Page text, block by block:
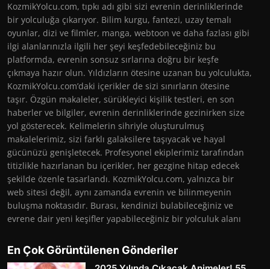
KozmikYolcu.com, tıpkı adı gibi sizi evrenin derinliklerinde
bir yolculuğa çıkarıyor. Bilim kurgu, fantezi, uzay temalı
oyunlar, dizi ve filmler, manga, webtoon ve daha fazlası gibi
ilgi alanlarınızla ilgili her şeyi keşfedebileceğiniz bu
platformda, evrenin sonsuz sırlarına doğru bir keşfe
çıkmaya hazır olun. Yıldızların ötesine uzanan bu yolculukta,
KozmikYolcu.com’daki içerikler de sizi sınırların ötesine
taşır. Özgün makaleler, sürükleyici kişilik testleri, en son
haberler ve bilgiler, evrenin derinliklerinde gezinirken size
yol gösterecek. Kelimelerin sihriyle oluşturulmuş
makalelerimiz, sizi farklı galaksilere taşıyacak ve hayal
gücünüzü genişletecek. Profesyonel ekiplerimiz tarafından
titizlikle hazırlanan bu içerikler, her gezgine hitap edecek
şekilde özenle tasarlandı. KozmikYolcu.com, yalnızca bir
web sitesi değil, aynı zamanda evrenin ve bilinmeyenin
buluşma noktasıdır. Burası, kendinizi bulabileceğiniz ve
evrene dair yeni keşifler yapabileceğiniz bir yolculuk alanı
En Çok Görüntülenen Gönderiler